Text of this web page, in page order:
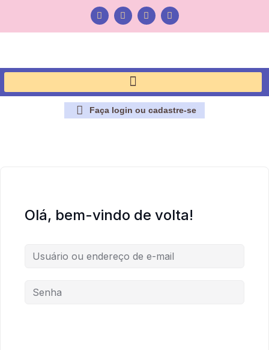
Faça login ou cadastre-se
Olá, bem-vindo de volta!